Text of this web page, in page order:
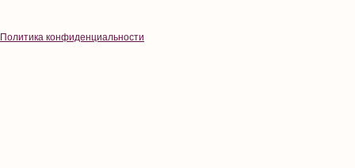
Политика конфиденциальности